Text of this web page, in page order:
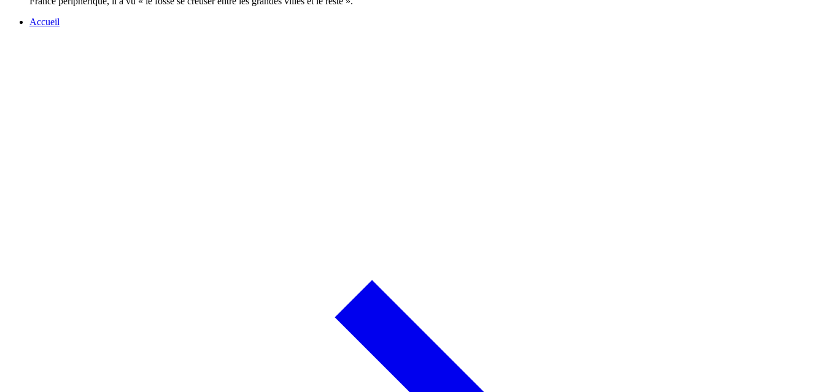
Accueil